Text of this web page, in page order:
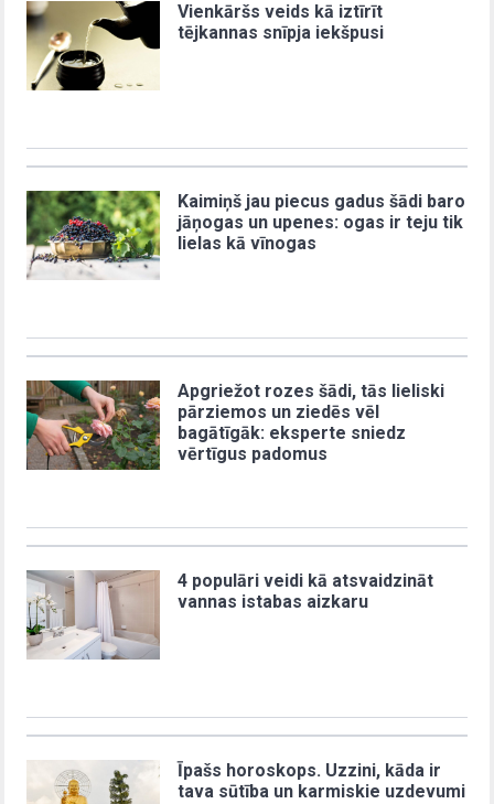
Vienkāršs veids kā iztīrīt
tējkannas snīpja iekšpusi
Kaimiņš jau piecus gadus šādi baro
jāņogas un upenes: ogas ir teju tik
lielas kā vīnogas
Apgriežot rozes šādi, tās lieliski
pārziemos un ziedēs vēl
bagātīgāk: eksperte sniedz
vērtīgus padomus
4 populāri veidi kā atsvaidzināt
vannas istabas aizkaru
Īpašs horoskops. Uzzini, kāda ir
tava sūtība un karmiskie uzdevumi